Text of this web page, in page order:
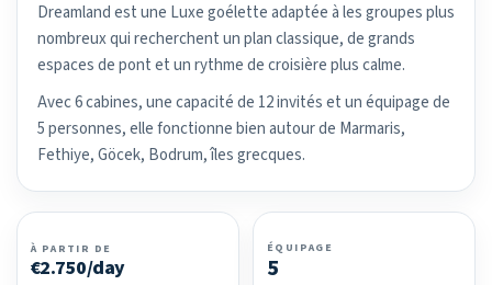
Dreamland est une Luxe goélette adaptée à les groupes plus
nombreux qui recherchent un plan classique, de grands
espaces de pont et un rythme de croisière plus calme.
Avec 6 cabines, une capacité de 12 invités et un équipage de
5 personnes, elle fonctionne bien autour de Marmaris,
Fethiye, Göcek, Bodrum, îles grecques.
À PARTIR DE
€2.750/day
ÉQUIPAGE
5